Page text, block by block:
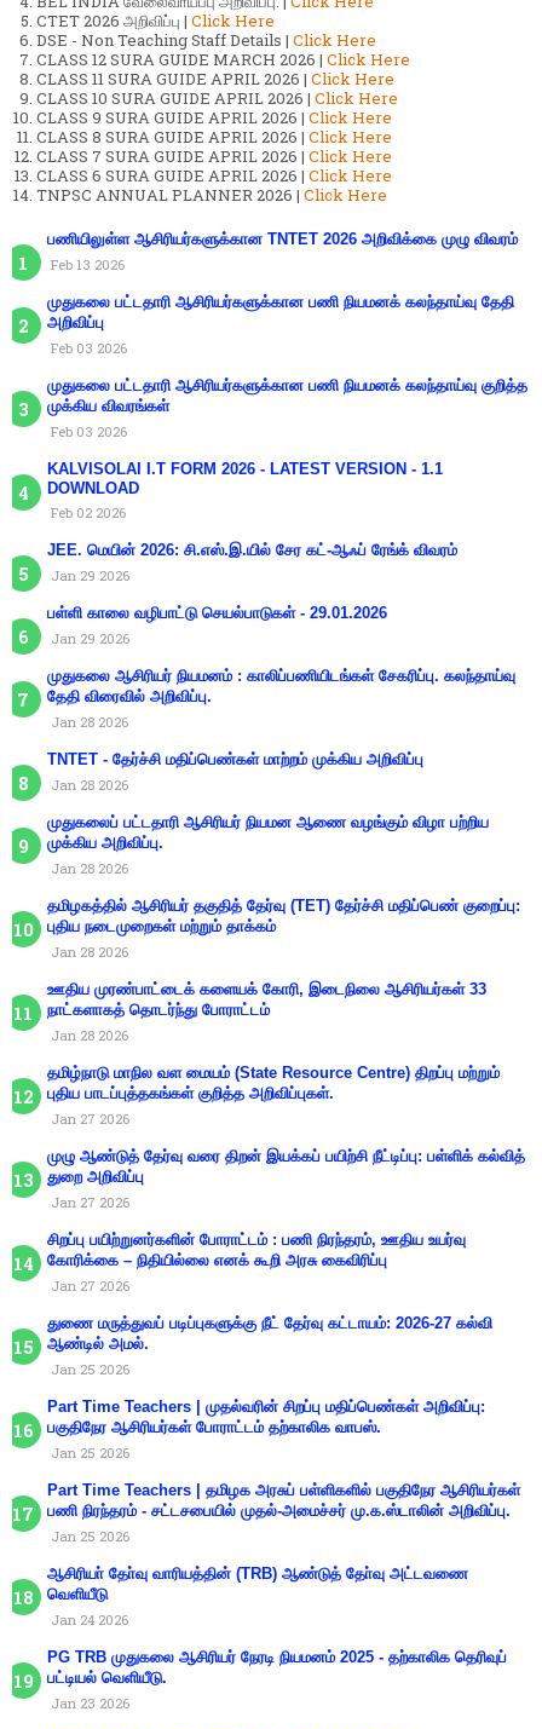
CTET 2026 அறிவிப்பு | Click Here
DSE - Non Teaching Staff Details | Click Here
CLASS 12 SURA GUIDE MARCH 2026 | Click Here
CLASS 11 SURA GUIDE APRIL 2026 | Click Here
CLASS 10 SURA GUIDE APRIL 2026 | Click Here
CLASS 9 SURA GUIDE APRIL 2026 | Click Here
CLASS 8 SURA GUIDE APRIL 2026 | Click Here
CLASS 7 SURA GUIDE APRIL 2026 | Click Here
CLASS 6 SURA GUIDE APRIL 2026 | Click Here
TNPSC ANNUAL PLANNER 2026 | Click Here
பணியிலுள்ள ஆசிரியர்களுக்கான TNTET 2026 அறிவிக்கை முழு விவரம்
Feb 13 2026
முதுகலை பட்டதாரி ஆசிரியர்களுக்கான பணி நியமனக் கலந்தாய்வு தேதி
அறிவிப்பு
Feb 03 2026
முதுகலை பட்டதாரி ஆசிரியர்களுக்கான பணி நியமனக் கலந்தாய்வு குறித்த
முக்கிய விவரங்கள்
Feb 03 2026
KALVISOLAI I.T FORM 2026 - LATEST VERSION - 1.1
DOWNLOAD
Feb 02 2026
JEE. மெயின் 2026: சி.எஸ்.இ.யில் சேர கட்-ஆஃப் ரேங்க் விவரம்
Jan 29 2026
பள்ளி காலை வழிபாட்டு செயல்பாடுகள் - 29.01.2026
Jan 29 2026
முதுகலை ஆசிரியர் நியமனம் : காலிப்பணியிடங்கள் சேகரிப்பு. கலந்தாய்வு
தேதி விரைவில் அறிவிப்பு.
Jan 28 2026
TNTET - தேர்ச்சி மதிப்பெண்கள் மாற்றம் முக்கிய அறிவிப்பு
Jan 28 2026
முதுகலைப் பட்டதாரி ஆசிரியர் நியமன ஆணை வழங்கும் விழா பற்றிய
முக்கிய அறிவிப்பு.
Jan 28 2026
தமிழகத்தில் ஆசிரியர் தகுதித் தேர்வு (TET) தேர்ச்சி மதிப்பெண் குறைப்பு:
புதிய நடைமுறைகள் மற்றும் தாக்கம்
Jan 28 2026
ஊதிய முரண்பாட்டைக் களையக் கோரி, இடைநிலை ஆசிரியர்கள் 33
நாட்களாகத் தொடர்ந்து போராட்டம்
Jan 28 2026
தமிழ்நாடு மாநில வள மையம் (State Resource Centre) திறப்பு மற்றும்
புதிய பாடப்புத்தகங்கள் குறித்த அறிவிப்புகள்.
Jan 27 2026
முழு ஆண்டுத் தேர்வு வரை திறன் இயக்கப் பயிற்சி நீட்டிப்பு: பள்ளிக் கல்வித்
துறை அறிவிப்பு
Jan 27 2026
சிறப்பு பயிற்றுனர்களின் போராட்டம் : பணி நிரந்தரம், ஊதிய உயர்வு
கோரிக்கை – நிதியில்லை எனக் கூறி அரசு கைவிரிப்பு
Jan 27 2026
துணை மருத்துவப் படிப்புகளுக்கு நீட் தேர்வு கட்டாயம்: 2026-27 கல்வி
ஆண்டில் அமல்.
Jan 25 2026
Part Time Teachers | முதல்வரின் சிறப்பு மதிப்பெண்கள் அறிவிப்பு:
பகுதிநேர ஆசிரியர்கள் போராட்டம் தற்காலிக வாபஸ்.
Jan 25 2026
Part Time Teachers | தமிழக அரசுப் பள்ளிகளில் பகுதிநேர ஆசிரியர்கள்
பணி நிரந்தரம் - சட்டசபையில் முதல்-அமைச்சர் மு.க.ஸ்டாலின் அறிவிப்பு.
Jan 25 2026
ஆசிரியா் தோ்வு வாரியத்தின் (TRB) ஆண்டுத் தோ்வு அட்டவணை
வெளியீடு
Jan 24 2026
PG TRB முதுகலை ஆசிரியர் நேரடி நியமனம் 2025 - தற்காலிக தெரிவுப்
பட்டியல் வெளியீடு.
Jan 23 2026